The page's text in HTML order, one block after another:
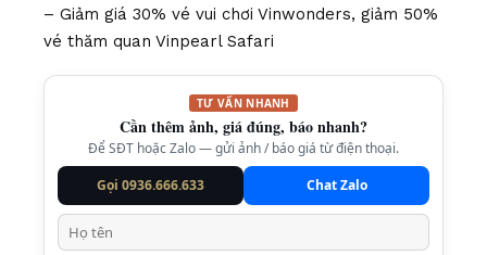
– Giảm giá 30% vé vui chơi Vinwonders, giảm 50%
vé thăm quan Vinpearl Safari
TƯ VẤN NHANH
Cần thêm ảnh, giá đúng, báo nhanh?
Để SĐT hoặc Zalo — gửi ảnh / báo giá từ điện thoại.
Gọi 0936.666.633
Chat Zalo